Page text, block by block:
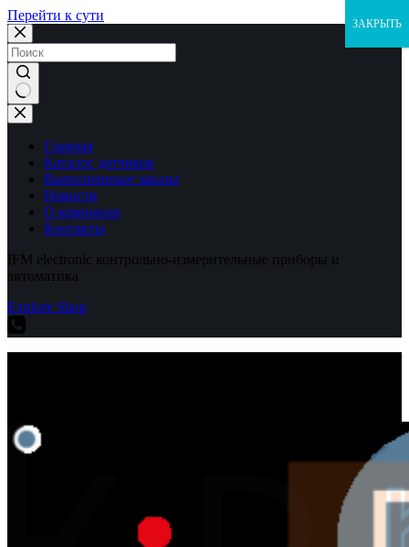
Перейти к сути
Ничего
не
найденоГлавная
Каталог датчиков
Выполненные заказы
Новости
О компании
Контакты
IFM electronic контрольно-измерительные приборы и
автоматика
Explore Shop
ЗАКРЫТЬ